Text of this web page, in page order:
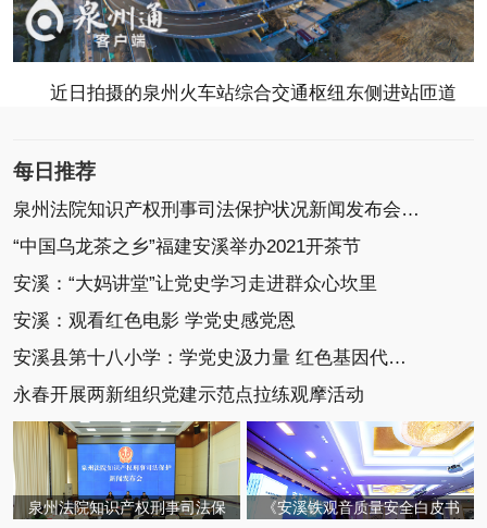
近日拍摄的泉州火车站综合交通枢纽东侧进站匝道
每日推荐
泉州法院知识产权刑事司法保护状况新闻发布会召开
“中国乌龙茶之乡”福建安溪举办2021开茶节
安溪：“大妈讲堂”让党史学习走进群众心坎里
安溪：观看红色电影 学党史感党恩
安溪县第十八小学：学党史汲力量 红色基因代代传
永春开展两新组织党建示范点拉练观摩活动
泉州法院知识产权刑事司法保 《安溪铁观音质量安全白皮书